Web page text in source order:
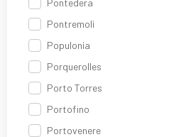
Pontedera
Pontremoli
Populonia
Porquerolles
Porto Torres
Portofino
Portovenere